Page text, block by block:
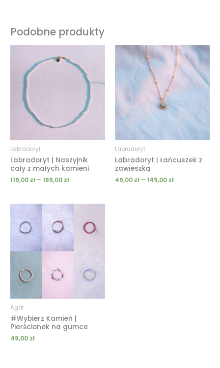
Podobne produkty
Labradoryt
Labradoryt | Naszyjnik
cały z małych kamieni
119,00 zł – 189,00 zł
od
119,00 zł
189,00 zł
Labradoryt
Labradoryt | Łańcuszek z
zawieszką
49,00 zł – 149,00 zł
Zakres
cen:
od
49,00 zł
do
Agat
#Wybierz Kamień |
Pierścionek na gumce
49,00 zł